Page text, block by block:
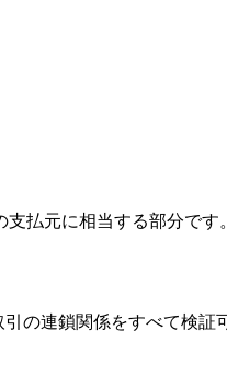
支払元に相当する部分です。
の連鎖関係をすべて検証